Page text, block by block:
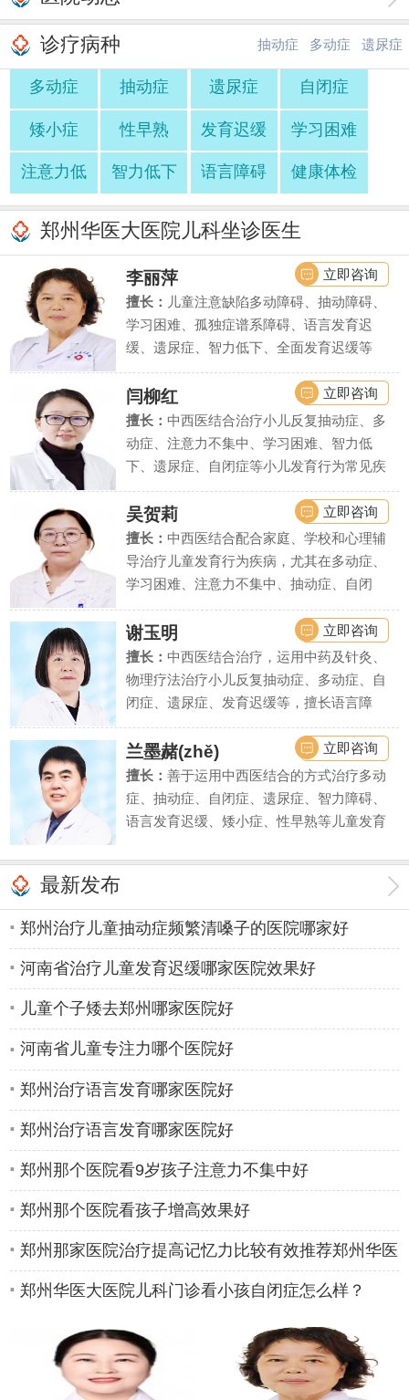
诊疗病种 抽动症
·
多动症
·
遗尿症
多动症 抽动症 遗尿症 自闭症
矮小症 性早熟 发育迟缓 学习困难
注意力低 智力低下 语言障碍 健康体检
郑州华医大医院儿科坐诊医生
李丽萍
擅长： 儿童注意缺陷多动障碍、抽动障碍、
学习困难、孤独症谱系障碍、语言发育迟
缓、遗尿症、智力低下、全面发育迟缓等
立即咨询
闫柳红
擅长： 中西医结合治疗小儿反复抽动症、多
动症、注意力不集中、学习困难、智力低
下、遗尿症、自闭症等小儿发育行为常见疾
病、疑难疾病的诊治.
立即咨询
吴贺莉
擅长： 中西医结合配合家庭、学校和心理辅
导治疗儿童发育行为疾病，尤其在多动症、
学习困难、注意力不集中、抽动症、自闭
症、语言发育迟缓、智力低下、精神发育迟
缓、遗尿症等疾病上疗效显著。
立即咨询
谢玉明
擅长： 中西医结合治疗，运用中药及针灸、
物理疗法治疗小儿反复抽动症、多动症、自
闭症、遗尿症、发育迟缓等，擅长语言障
碍、学习困难、智力低下等疾病的诊断评估
和干预治疗。
立即咨询
兰墨赭(zhě)
擅长： 善于运用中西医结合的方式治疗多动
症、抽动症、自闭症、遗尿症、智力障碍、
语言发育迟缓、矮小症、性早熟等儿童发育
儿童注意力不集中、学习困难、脾气暴躁、
立即咨询
最新发布
郑州治疗儿童抽动症频繁清嗓子的医院哪家好
河南省治疗儿童发育迟缓哪家医院效果好
儿童个子矮去郑州哪家医院好
河南省儿童专注力哪个医院好
郑州治疗语言发育哪家医院好
郑州治疗语言发育哪家医院好
郑州那个医院看9岁孩子注意力不集中好
郑州那个医院看孩子增高效果好
郑州那家医院治疗提高记忆力比较有效推荐郑州华医
大医院儿科
郑州华医大医院儿科门诊看小孩自闭症怎么样？